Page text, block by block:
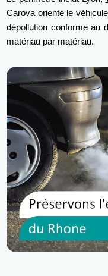
Carova oriente le
dépollution conforme au
matériau par matériau.